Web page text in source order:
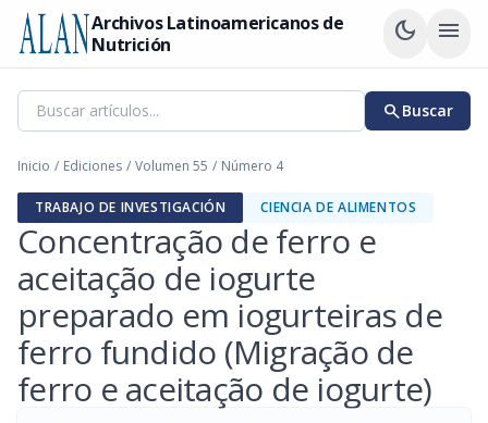
Archivos Latinoamericanos de
Nutrición
dark_mode menu
searchBuscar
Inicio / Ediciones / Volumen 55 / Número 4
TRABAJO DE INVESTIGACIÓN CIENCIA DE ALIMENTOS
Concentração de ferro e
aceitação de iogurte
preparado em iogurteiras de
ferro fundido (Migração de
ferro e aceitação de iogurte)